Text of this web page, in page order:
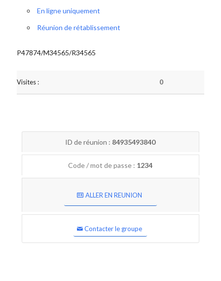
En ligne uniquement
Réunion de rétablissement
P47874/M34565/R34565
Visites : 0
ID de réunion : 84935493840
Code / mot de passe : 1234
ALLER EN REUNION
Contacter le groupe